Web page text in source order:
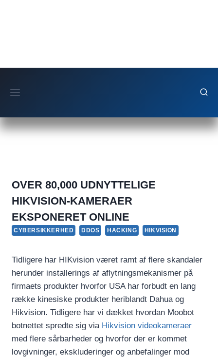
OVER 80,000 UDNYTTELIGE
HIKVISION-KAMERAER
EKSPONERET ONLINE
CYBERSIKKERHED DDOS HACKING HIKVISION
Tidligere har HIKvision været ramt af flere skandaler
herunder installerings af aflytningsmekanismer på
firmaets produkter hvorfor USA har forbudt en lang
række kinesiske produkter heriblandt Dahua og
Hikvision. Tidligere har vi dækket hvordan Moobot
botnettet spredte sig via Hikvision videokameraer
med flere sårbarheder og hvorfor der er kommet
lovgivninger, ekskluderinger og anbefalinger mod